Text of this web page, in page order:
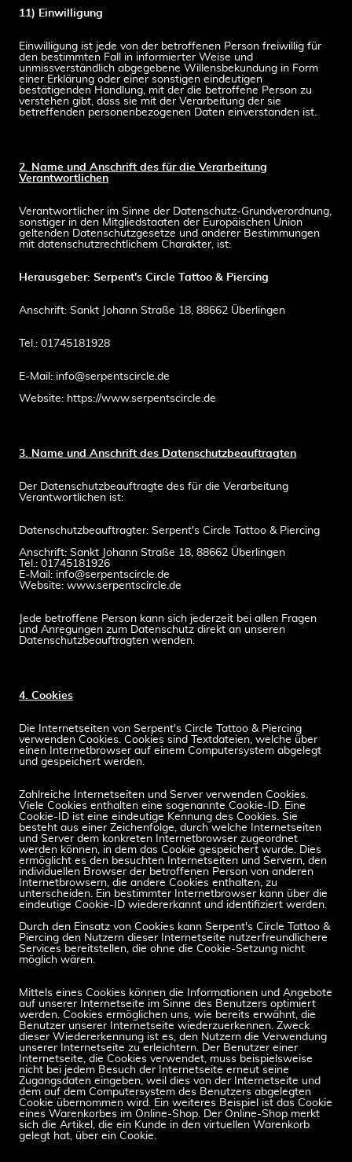
11) Einwilligung
Einwilligung ist jede von der betroffenen Person freiwillig für
den bestimmten Fall in informierter Weise und
unmissverständlich abgegebene Willensbekundung in Form
einer Erklärung oder einer sonstigen eindeutigen
bestätigenden Handlung, mit der die betroffene Person zu
verstehen gibt, dass sie mit der Verarbeitung der sie
betreffenden personenbezogenen Daten einverstanden ist.
2. Name und Anschrift des für die Verarbeitung
Verantwortlichen
Verantwortlicher im Sinne der Datenschutz-Grundverordnung,
sonstiger in den Mitgliedstaaten der Europäischen Union
geltenden Datenschutzgesetze und anderer Bestimmungen
mit datenschutzrechtlichem Charakter, ist:
Herausgeber: Serpent's Circle Tattoo & Piercing
Anschrift: Sankt Johann Straße 18, 88662 Überlingen
Tel.: 01745181928
E-Mail: info@serpentscircle.de
Website: https://www.serpentscircle.de
3. Name und Anschrift des Datenschutzbeauftragten
Der Datenschutzbeauftragte des für die Verarbeitung
Verantwortlichen ist:
Datenschutzbeauftragter: Serpent's Circle Tattoo & Piercing
Anschrift: Sankt Johann Straße 18, 88662 Überlingen
Tel.: 01745181926
E-Mail: info@serpentscircle.de
Website: www.serpentscircle.de
Jede betroffene Person kann sich jederzeit bei allen Fragen
und Anregungen zum Datenschutz direkt an unseren
Datenschutzbeauftragten wenden.
4. Cookies
Die Internetseiten von Serpent's Circle Tattoo & Piercing
verwenden Cookies. Cookies sind Textdateien, welche über
einen Internetbrowser auf einem Computersystem abgelegt
und gespeichert werden.
Zahlreiche Internetseiten und Server verwenden Cookies.
Viele Cookies enthalten eine sogenannte Cookie-ID. Eine
Cookie-ID ist eine eindeutige Kennung des Cookies. Sie
besteht aus einer Zeichenfolge, durch welche Internetseiten
und Server dem konkreten Internetbrowser zugeordnet
werden können, in dem das Cookie gespeichert wurde. Dies
ermöglicht es den besuchten Internetseiten und Servern, den
individuellen Browser der betroffenen Person von anderen
Internetbrowsern, die andere Cookies enthalten, zu
unterscheiden. Ein bestimmter Internetbrowser kann über die
eindeutige Cookie-ID wiedererkannt und identifiziert werden.
Durch den Einsatz von Cookies kann Serpent's Circle Tattoo &
Piercing den Nutzern dieser Internetseite nutzerfreundlichere
Services bereitstellen, die ohne die Cookie-Setzung nicht
möglich wären.
Mittels eines Cookies können die Informationen und Angebote
auf unserer Internetseite im Sinne des Benutzers optimiert
werden. Cookies ermöglichen uns, wie bereits erwähnt, die
Benutzer unserer Internetseite wiederzuerkennen. Zweck
dieser Wiedererkennung ist es, den Nutzern die Verwendung
unserer Internetseite zu erleichtern. Der Benutzer einer
Internetseite, die Cookies verwendet, muss beispielsweise
nicht bei jedem Besuch der Internetseite erneut seine
Zugangsdaten eingeben, weil dies von der Internetseite und
dem auf dem Computersystem des Benutzers abgelegten
Cookie übernommen wird. Ein weiteres Beispiel ist das Cookie
eines Warenkorbes im Online-Shop. Der Online-Shop merkt
sich die Artikel, die ein Kunde in den virtuellen Warenkorb
gelegt hat, über ein Cookie.